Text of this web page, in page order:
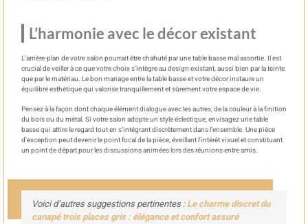
L’harmonie avec le décor existant
L’arrière-plan de votre salon pourrait être chahuté par une table basse mal assortie. Il est
crucial de veiller à ce que votre choix s’intègre au design existant, aussi bien par la teinte
que par le matériau. Le bon mariage entre la table basse et votre décor instaure un
équilibre esthétique qui valorise tranquillement et sûrement votre espace de vie.
Pensez à la façon dont chaque élément dialogue avec les autres, de la couleur à la finition
du bois ou du métal. Si votre salon adopte un style éclectique, envisagez une table
basse qui attire le regard tout en s’intégrant discrètement dans l’ensemble. Une pièce
d’exception peut devenir le point focal de la pièce, éveillant l’intérêt visuel et constituant
un point de départ pour les discussions animées lors des réunions entre amis.
Voici d’autres suggestions pertinentes :Le charme discret du
canapé trois places gris : élégance et confort assuré